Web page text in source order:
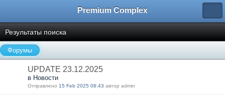
Premium Complex
Результаты поиска
Форумы
UPDATE 23.12.2025
в Новости
Отправлено 15 Feb 2025 08:43 автор admin